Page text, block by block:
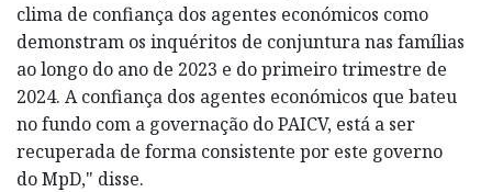
clima de confiança dos agentes económicos como
demonstram os inquéritos de conjuntura nas famílias
ao longo do ano de 2023 e do primeiro trimestre de
2024. A confiança dos agentes económicos que bateu
no fundo com a governação do PAICV, está a ser
recuperada de forma consistente por este governo
do MpD," disse.